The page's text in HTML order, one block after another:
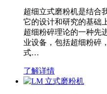
超细立式磨粉机是结合
它的设计和研究的基础
超细粉碎理论的一种先
业设备，包括超细粉碎
式…
了解详情